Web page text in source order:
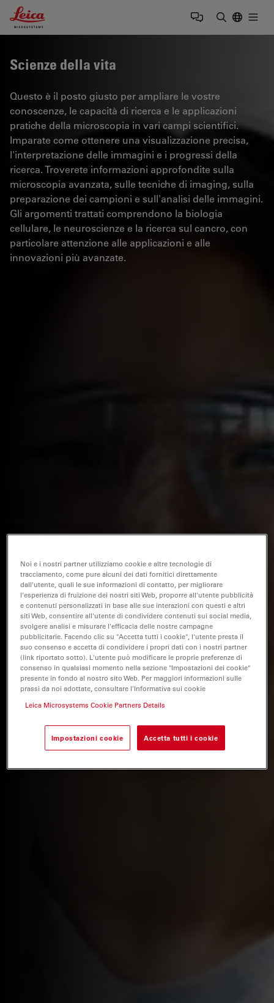
Leica Microsystems Logo
Scienze della vita
Questo è il posto giusto per ampliare le vostre
conoscenze, le capacità di ricerca e le applicazioni
pratiche della microscopia in vari campi scientifici.
Imparate come ottenere una visualizzazione precisa,
l'interpretazione delle immagini e i progressi della
ricerca. Troverete informazioni approfondite sulla
microscopia avanzata, sulle tecniche di imaging, sulla
preparazione dei campioni e sull'analisi delle immagini.
Gli argomenti trattati comprendono la biologia
cellulare, le neuroscienze e la ricerca sul cancro, con
particolare attenzione alle applicazioni e alle
innovazioni più avanzate.
Noi e i nostri partner utilizziamo cookie e altre tecnologie di
tracciamento, come pure alcuni dei dati fornitici direttamente
dall'utente, quali le sue informazioni di contatto, per migliorare
l'esperienza di fruizione dei nostri siti Web, proporre all'utente pubblicità
e contenuti personalizzati in base alle sue interazioni con questi e altri
siti Web, consentire all'utente di condividere contenuti sui social media,
svolgere analisi e misurare l'efficacia delle nostre campagne
pubblicitarie. Facendo clic su "Accetta tutti i cookie", l'utente presta il
suo consenso e accetta di condividere i propri dati con i nostri partner
(link riportato sotto). L'utente può modificare le proprie preferenze di
consenso in qualsiasi momento nella sezione "Impostazioni dei cookie"
presente in fondo al nostro sito Web. Per maggiori informazioni sulle
prassi da noi adottate, consultare l'Informativa sui cookie
Leica Microsystems Cookie Partners Details
Impostazioni cookie Accetta tutti i cookie